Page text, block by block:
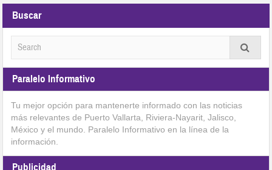
Buscar
Paralelo Informativo
Tu mejor opción para mantenerte informado con las noticias
más relevantes de Puerto Vallarta, Riviera-Nayarit, Jalisco,
México y el mundo. Paralelo Informativo en la línea de la
información.
Publicidad